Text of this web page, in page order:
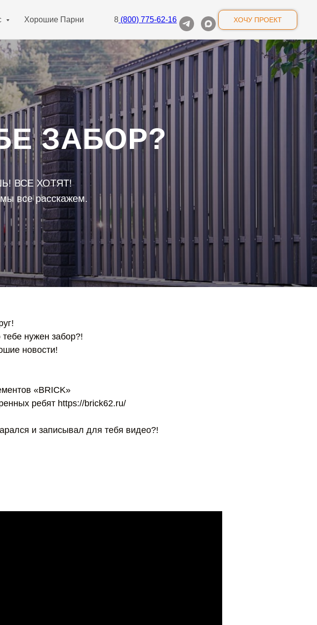
Хорошие Парни 8 (800) 775-62-16 ХОЧУ ПРОЕКТ
ЗАБОР?
ВСЕ ХОТЯТ!
все расскажем.
нужен забор?!
новости!
«BRICK»
ребят https://brick62.ru/
и записывал для тебя видео?!